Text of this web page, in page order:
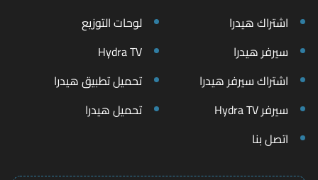
اشتراك هيدرا
لوحات التوزيع
سيرفر هيدرا
Hydra TV
اشتراك سيرفر هيدرا
تحميل تطبيق هيدرا
سيرفر Hydra TV
تحميل هيدرا
اتصل بنا